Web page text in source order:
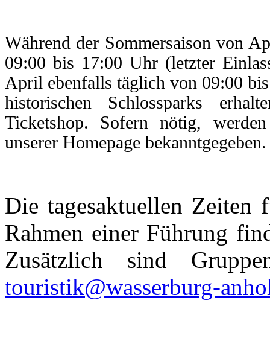
Während der Sommersaison von
09:00 bis 17:00 Uhr (letzter
April ebenfalls täglich von 09:00
historischen Schlossparks
Ticketshop. Sofern nötig,
unserer Homepage bekanntgegeben.
Die tagesaktuellen Zeiten
Rahmen einer Führung
Zusätzlich sind
touristik@wasserburg-